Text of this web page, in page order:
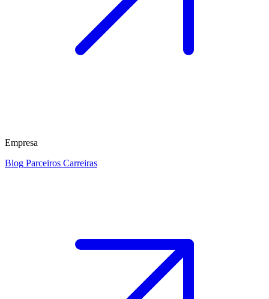
Empresa
Blog Parceiros Carreiras